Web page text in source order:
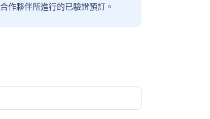
作夥伴所進行的已驗證預訂。